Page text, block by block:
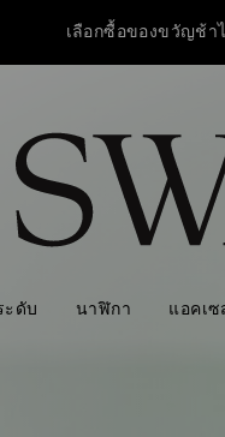
เลือกซื้อของขวัญช้า
วันแม่ปีนี้ รับฟรี! กระเป๋
เลือกซื้อของขวัญช้
ะดับ นาฬิกา แอคเซ